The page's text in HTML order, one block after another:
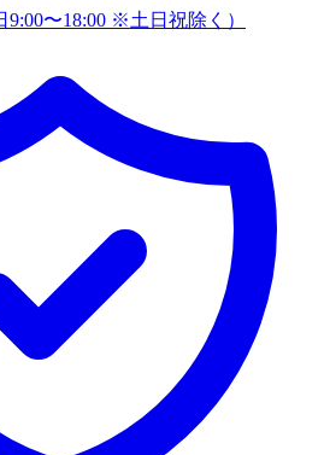
9:00〜18:00 ※土日祝除く）